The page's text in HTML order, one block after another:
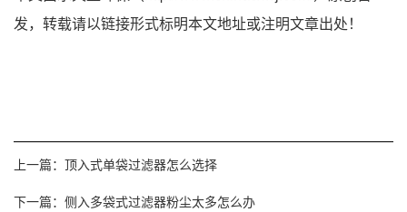
发，转载请以链接形式标明本文地址或注明文章出处！
上一篇： 顶入式单袋过滤器怎么选择
下一篇： 侧入多袋式过滤器粉尘太多怎么办